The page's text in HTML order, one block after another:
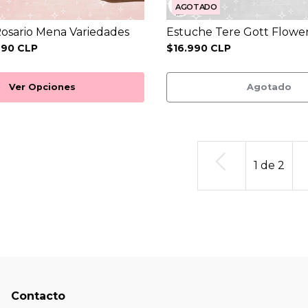
Mena Variedades
CLP
Ver Opciones
AGOTADO
Estuche Tere Gott
$16.990 CLP
Agotado
1 de 2
Contacto